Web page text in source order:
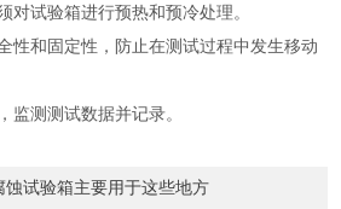
试验箱进行预热和预冷处理。
和固定性，防止在测试过程中发生移动
测测试数据并记录。
蚀试验箱主要用于这些地方